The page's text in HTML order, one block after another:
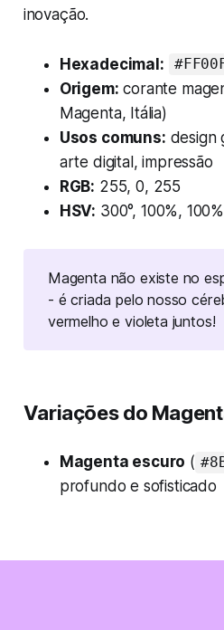
inovação.
Hexadecimal:
Origem: corante
Magenta, Itália)
Usos comuns: design
arte digital, impressão
RGB: 255, 0, 255
HSV: 300°, 100%, 100%
Magenta não existe no
- é criada pelo nosso
vermelho e violeta juntos!
Variações do
Magenta escuro (
profundo e sofisticado